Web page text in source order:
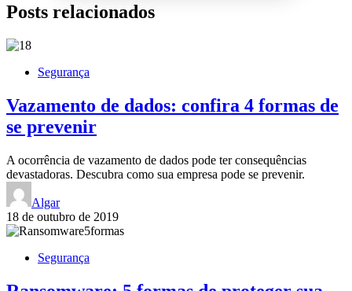
Posts relacionados
Segurança
Vazamento de dados: confira 4 formas de
se prevenir
A ocorrência de vazamento de dados pode ter consequências
devastadoras. Descubra como sua empresa pode se prevenir.
Algar
18 de outubro de 2019
Segurança